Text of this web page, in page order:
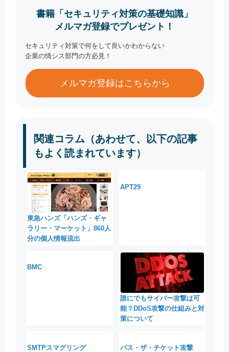
書籍「セキュリティ対策の基礎知識」
メルマガ登録でプレゼント！
セキュリティ対策で何をして良いかわからない
企業の情シス部門の方必見！
メルマガ登録はこちらから
関連コラム（あわせて、以下の記事
もよく読まれています）
東急ハンズ「ハンズ・ギャ
ラリー・マーケット」860人
分の個人情報流出
APT29
BMC
誰にでもサイバー攻撃は可
能？DDoS攻撃の仕組みと対
策について
SMTPスマグリング パス・ザ・チケット攻撃